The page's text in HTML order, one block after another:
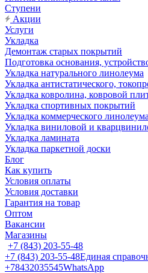
Ступени
Акции
Услуги
Укладка
Демонтаж старых покрытий
Подготовка основания,
Укладка натурального линолеума
Укладка антистатического,
Укладка ковролина, ковровой
Укладка спортивных покрытий
Укладка коммерческого линолеума
Укладка виниловой и
Укладка ламината
Укладка паркетной доски
Блог
Как купить
Условия оплаты
Условия доставки
Гарантия на товар
Оптом
Вакансии
Магазины
+7 (843) 203-55-48
+7 (843) 203-55-48Единая
+78432035545WhatsApp